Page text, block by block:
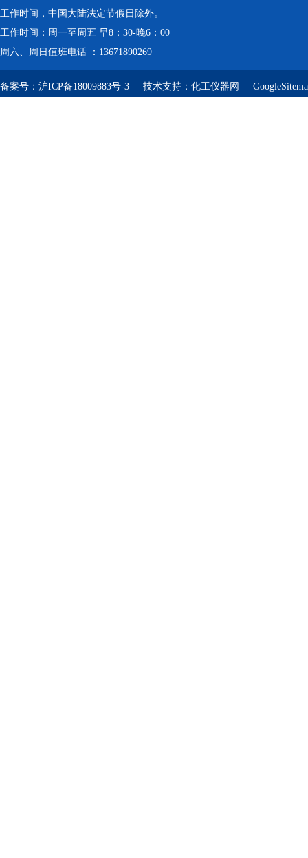
工作时间，中国大陆法定节假日除外。
工作时间：周一至周五 早8：30-晚6：00
周六、周日值班电话 ：13671890269
备案号： 沪ICP备18009883号-3 技术支持： 化工仪器网